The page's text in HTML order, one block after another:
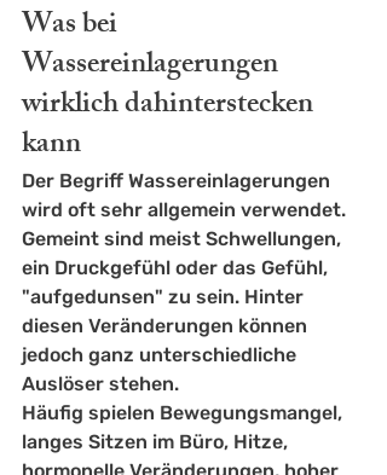
Was bei
Wassereinlagerungen
wirklich dahinterstecken
kann
Der Begriff Wassereinlagerungen
wird oft sehr allgemein verwendet.
Gemeint sind meist Schwellungen,
ein Druckgefühl oder das Gefühl,
"aufgedunsen" zu sein. Hinter
diesen Veränderungen können
jedoch ganz unterschiedliche
Auslöser stehen.
Häufig spielen Bewegungsmangel,
langes Sitzen im Büro, Hitze,